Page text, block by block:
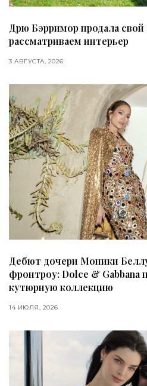
Дрю Бэрримор продала свой
рассматриваем интерьер
3 АВГУСТА, 2026
Дебют дочери Моники
фронтроу: Dolce & Gabbana
кутюрную коллекцию
14 ИЮЛЯ, 2026